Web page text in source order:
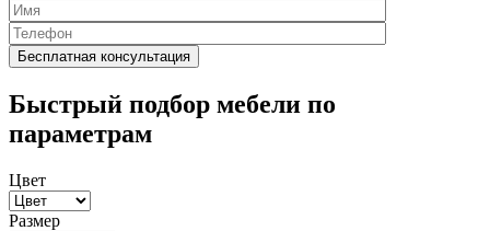
Быстрый подбор мебели по
параметрам
Цвет
Размер